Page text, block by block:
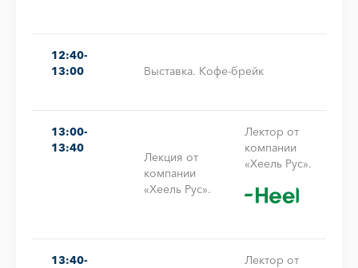
12:40-
13:00
Выставка. Кофе-брейк
13:00-
13:40
Лекция от
компании
«Хеель Рус».
Лектор от
компании
«Хеель Рус».
13:40-
Лектор от